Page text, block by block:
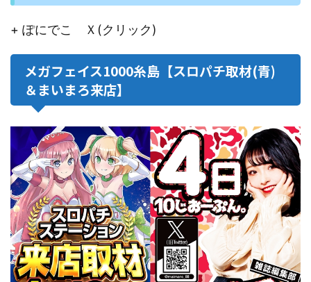
+ ぽにでこ Ｘ(クリック)
メガフェイス1000糸島【スロパチ取材(青)
＆まいまろ来店】